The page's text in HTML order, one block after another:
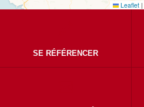
Leaflet |
SE RÉFÉRENCER